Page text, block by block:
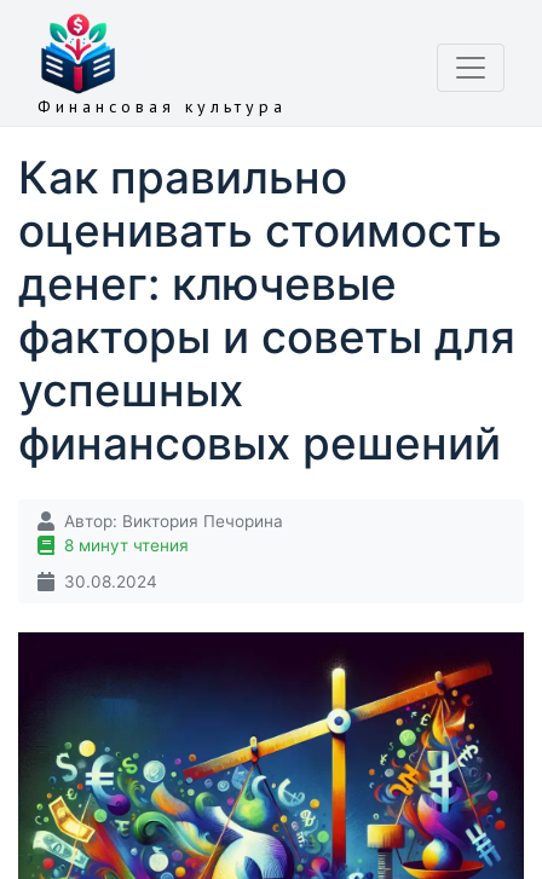
Финансовая культура
Как правильно
оценивать стоимость
денег: ключевые
факторы и советы для
успешных
финансовых решений
Автор: Виктория Печорина
8 минут чтения
30.08.2024